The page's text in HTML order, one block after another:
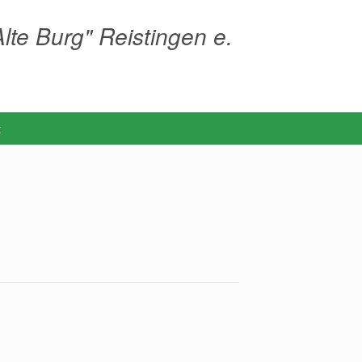
Burg" Reistingen e.